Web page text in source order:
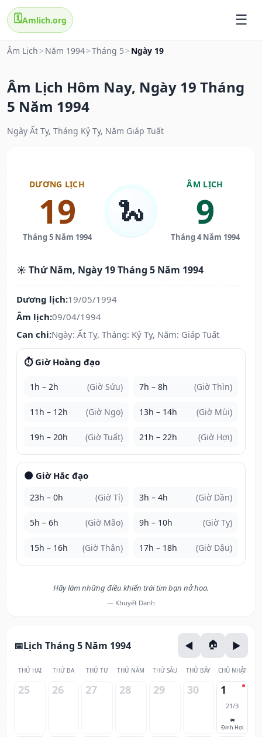
🗓️Amlich.org
Âm Lịch > Năm 1994>Tháng 5 > Ngày 19
Âm Lịch Hôm Nay, Ngày 19 Tháng
5 Năm 1994
Ngày Ất Tỵ, Tháng Kỷ Tỵ, Năm Giáp Tuất
DƯƠNG LỊCH
19
Tháng 5 Năm 1994
🐍
ÂM LỊCH
9
Tháng 4 Năm 1994
☀️ Thứ Năm, Ngày 19 Tháng 5 Năm 1994
Dương lịch:19/05/1994
Âm lịch:09/04/1994
Can chi:Ngày: Ất Tỵ, Tháng: Kỷ Tỵ, Năm: Giáp Tuất
⏱️ Giờ Hoàng đạo
1h – 2h (Giờ Sửu) 7h – 8h (Giờ Thìn)
11h – 12h (Giờ Ngọ) 13h – 14h (Giờ Mùi)
19h – 20h (Giờ Tuất) 21h – 22h (Giờ Hợi)
🌑 Giờ Hắc đạo
23h – 0h (Giờ Tí) 3h – 4h (Giờ Dần)
5h – 6h (Giờ Mão) 9h – 10h (Giờ Tỵ)
15h – 16h (Giờ Thân) 17h – 18h (Giờ Dậu)
Hãy làm những điều khiến trái tim bạn nở hoa.
— Khuyết Danh
Lịch Tháng 5 Năm 1994
THỨ HAI THỨ BA THỨ TƯ THỨ NĂM THỨ SÁU THỨ BẢY CHỦ NHẬT
25 26 27 28 29 30 1
21/3
🐖
Đinh Hợi